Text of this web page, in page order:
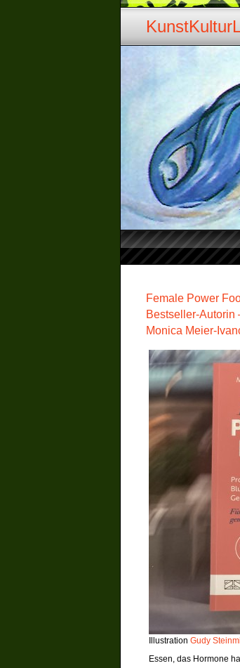
Female Power
Bestseller-Autorin
Monica Meier-
Illustration Gudy
Essen, das Hormone